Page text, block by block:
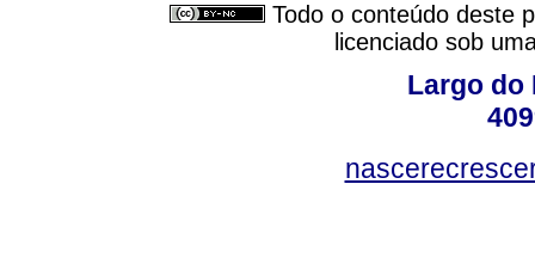
Todo o conteúdo deste
licenciado sob
Largo do